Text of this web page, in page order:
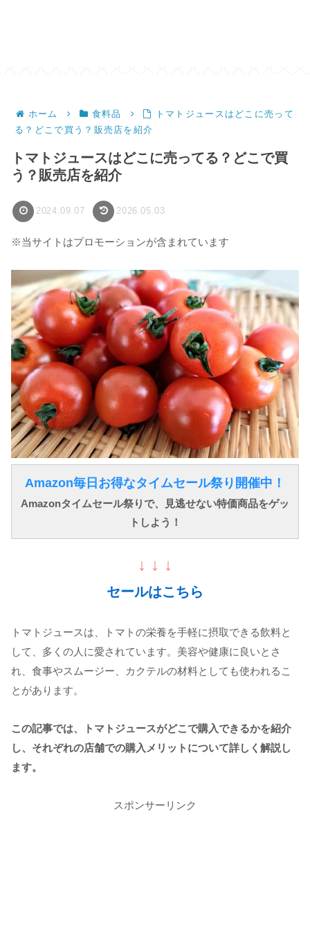
ホーム 食料品
トマトジュースはどこに売って
る？どこで買う？販売店を紹介
トマトジュースはどこに売ってる？どこで買
う？販売店を紹介
2024.09.07 2026.05.03
※当サイトはプロモーションが含まれています
Amazon毎日お得なタイムセール祭り開催中！
Amazonタイムセール祭りで、見逃せない特価商品をゲッ
トしよう！
↓ ↓ ↓
セールはこちら
トマトジュースは、トマトの栄養を手軽に摂取できる飲料と
して、多くの人に愛されています。美容や健康に良いとさ
れ、食事やスムージー、カクテルの材料としても使われるこ
とがあります。
この記事では、トマトジュースがどこで購入できるかを紹介
し、それぞれの店舗での購入メリットについて詳しく解説し
ます。
スポンサーリンク